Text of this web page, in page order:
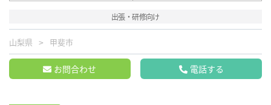
出張・研修向け
山梨県 甲斐市
お問合わせ 電話する